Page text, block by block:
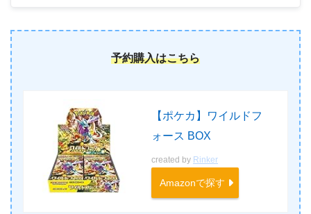
予約購入はこちら
【ポケカ】ワイルドフ
ォース BOX
created by Rinker
Amazonで探す